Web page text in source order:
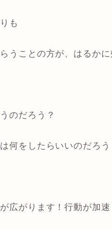
も
うことの方が、はるかに
のだろう？
何をしたらいいのだろう
広がります！行動が加速